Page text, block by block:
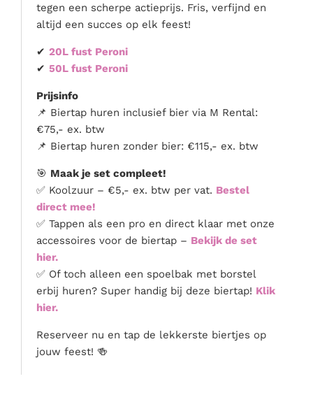
tegen een scherpe actieprijs. Fris, verfijnd en
altijd een succes op elk feest!
✔ 20L fust Peroni
✔ 50L fust Peroni
Prijsinfo
📌 Biertap huren inclusief bier via M Rental:
€75,- ex. btw
📌 Biertap huren zonder bier: €115,- ex. btw
🎯 Maak je set compleet!
✅ Koolzuur – €5,- ex. btw per vat. Bestel
direct mee!
✅ Tappen als een pro en direct klaar met onze
accessoires voor de biertap – Bekijk de set
hier.
✅ Of toch alleen een spoelbak met borstel
erbij huren? Super handig bij deze biertap! Klik
hier.
Reserveer nu en tap de lekkerste biertjes op
jouw feest! 🍻